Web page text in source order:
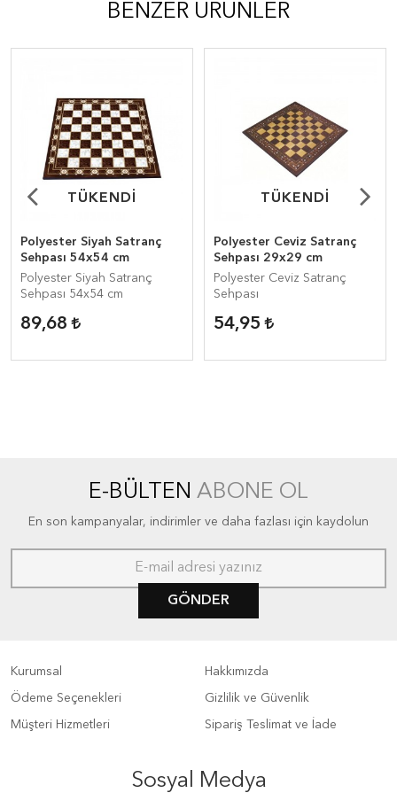
BENZER ÜRÜNLER
TÜKENDİ
TÜKENDİ
Polyester Siyah Satranç
Sehpası 54x54 cm
Polyester Siyah Satranç
Sehpası 54x54 cm
89,68
TÜKENDİ
TÜKENDİ
Polyester Ceviz Satranç
Sehpası 29x29 cm
Polyester Ceviz Satranç
Sehpası
54,95
E-BÜLTEN ABONE OL
En son kampanyalar, indirimler ve daha fazlası için kaydolun
GÖNDER
Kurumsal
Ödeme Seçenekleri
Müşteri Hizmetleri
Hakkımızda
Gizlilik ve Güvenlik
Sipariş Teslimat ve İade
Sosyal Medya